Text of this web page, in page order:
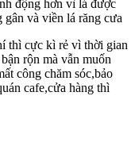
động hơn vì lá được
và viền lá răng cưa
thì cực kì rẻ vì thời gian
rộn mà vẫn muốn
công chăm sóc,bảo
cafe,cửa hàng thì